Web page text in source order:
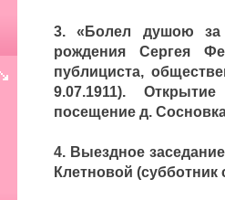
3. «Болел душою за
рождения Сергея
публициста,
9.07.1911).
посещение д.
4. Выездное
Клетновой